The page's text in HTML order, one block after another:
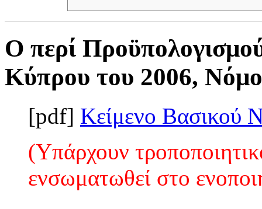
Ο περί
Κύπρου του 2006,
[pdf] Κείμενο Βασικού
(Υπάρχουν
ενσωματωθεί στο